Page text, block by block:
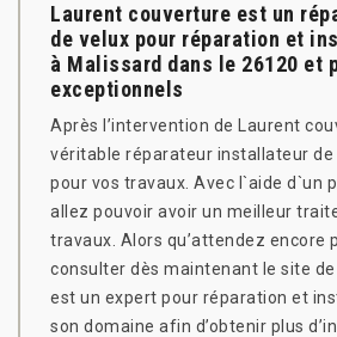
Laurent couverture est un
de velux pour réparation et
à Malissard dans le 26120 et
exceptionnels
Après l’intervention de Laurent
véritable réparateur installateur de
pour vos travaux. Avec l`aide d`un
allez pouvoir avoir un meilleur
travaux. Alors qu’attendez encore
consulter dès maintenant le site
est un expert pour réparation et
son domaine afin d’obtenir plus